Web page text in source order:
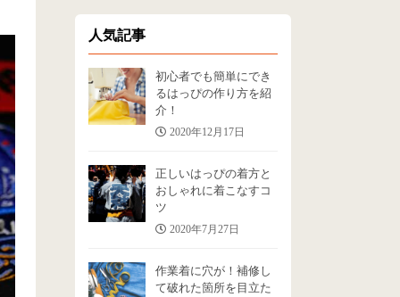
人気記事
初心者でも簡単にでき
るはっぴの作り方を紹
介！
2020年12月17日
正しいはっぴの着方と
おしゃれに着こなすコ
ツ
2020年7月27日
作業着に穴が！補修し
て破れた箇所を目立た